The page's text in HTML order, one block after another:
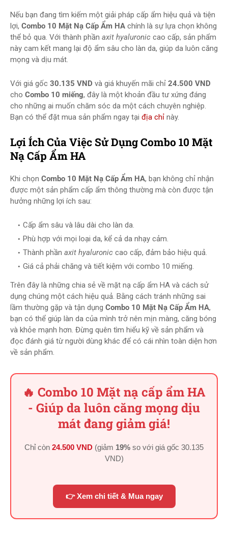
Nếu bạn đang tìm kiếm một giải pháp cấp ẩm hiệu quả và tiện
lợi, Combo 10 Mặt Nạ Cấp Ẩm HA chính là sự lựa chọn không
thể bỏ qua. Với thành phần axit hyaluronic cao cấp, sản phẩm
này cam kết mang lại độ ẩm sâu cho làn da, giúp da luôn căng
mọng và dịu mát.
Với giá gốc 30.135 VND và giá khuyến mãi chỉ 24.500 VND
cho Combo 10 miếng, đây là một khoản đầu tư xứng đáng
cho những ai muốn chăm sóc da một cách chuyên nghiệp.
Bạn có thể đặt mua sản phẩm ngay tại địa chỉ này.
Lợi Ích Của Việc Sử Dụng Combo 10 Mặt
Nạ Cấp Ẩm HA
Khi chọn Combo 10 Mặt Nạ Cấp Ẩm HA, bạn không chỉ nhận
được một sản phẩm cấp ẩm thông thường mà còn được tận
hưởng những lợi ích sau:
Cấp ẩm sâu và lâu dài cho làn da.
Phù hợp với mọi loại da, kể cả da nhạy cảm.
Thành phần axit hyaluronic cao cấp, đảm bảo hiệu quả.
Giá cả phải chăng và tiết kiệm với combo 10 miếng.
Trên đây là những chia sẻ về mặt nạ cấp ẩm HA và cách sử
dụng chúng một cách hiệu quả. Bằng cách tránh những sai
lầm thường gặp và tận dụng Combo 10 Mặt Nạ Cấp Ẩm HA,
bạn có thể giúp làn da của mình trở nên mịn màng, căng bóng
và khỏe mạnh hơn. Đừng quên tìm hiểu kỹ về sản phẩm và
đọc đánh giá từ người dùng khác để có cái nhìn toàn diện hơn
về sản phẩm.
🔥 Combo 10 Mặt nạ cấp ẩm HA
- Giúp da luôn căng mọng dịu
mát đang giảm giá!
Chỉ còn 24.500 VND (giảm 19% so với giá gốc 30.135
VND)
👉 Xem chi tiết & Mua ngay